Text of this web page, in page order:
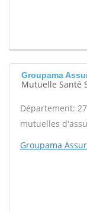
Groupama
Mutuelle Santé
Département: 27
mutuelles
Groupama